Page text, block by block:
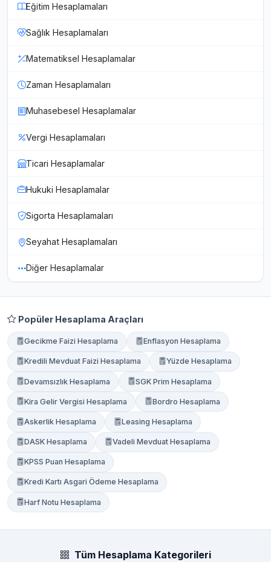
Eğitim Hesaplamaları
Sağlık Hesaplamaları
Matematiksel Hesaplamalar
Zaman Hesaplamaları
Muhasebesel Hesaplamalar
Vergi Hesaplamaları
Ticari Hesaplamalar
Hukuki Hesaplamalar
Sigorta Hesaplamaları
Seyahat Hesaplamaları
Diğer Hesaplamalar
Popüler Hesaplama Araçları
Gecikme Faizi Hesaplama Enflasyon Hesaplama
Kredili Mevduat Faizi Hesaplama Yüzde Hesaplama
Devamsızlık Hesaplama SGK Prim Hesaplama
Kira Gelir Vergisi Hesaplama Bordro Hesaplama
Askerlik Hesaplama Leasing Hesaplama
DASK Hesaplama Vadeli Mevduat Hesaplama
KPSS Puan Hesaplama
Kredi Kartı Asgari Ödeme Hesaplama
Harf Notu Hesaplama
Tüm Hesaplama Kategorileri